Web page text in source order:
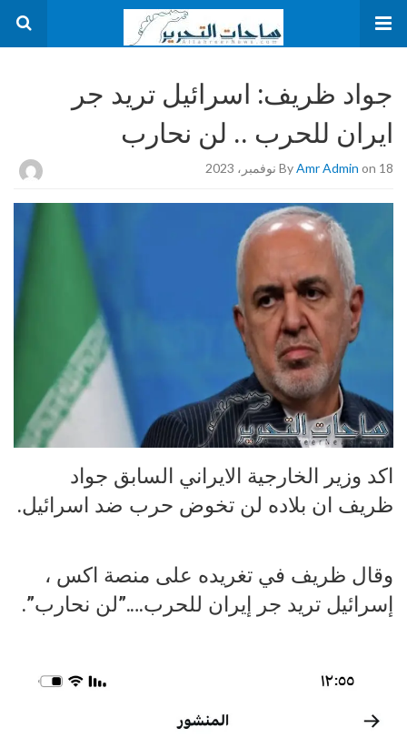
جواد ظريف: اسرائيل تريد جر
ايران للحرب .. لن نحارب
ByAmr Admin on 18 نوفمبر، 2023
اكد وزير الخارجية الايراني السابق جواد
ظريف ان بلاده لن تخوض حرب ضد اسرائيل.
وقال ظريف في تغريده على منصة اكس ،
إسرائيل تريد جر إيران للحرب….”لن نحارب”.